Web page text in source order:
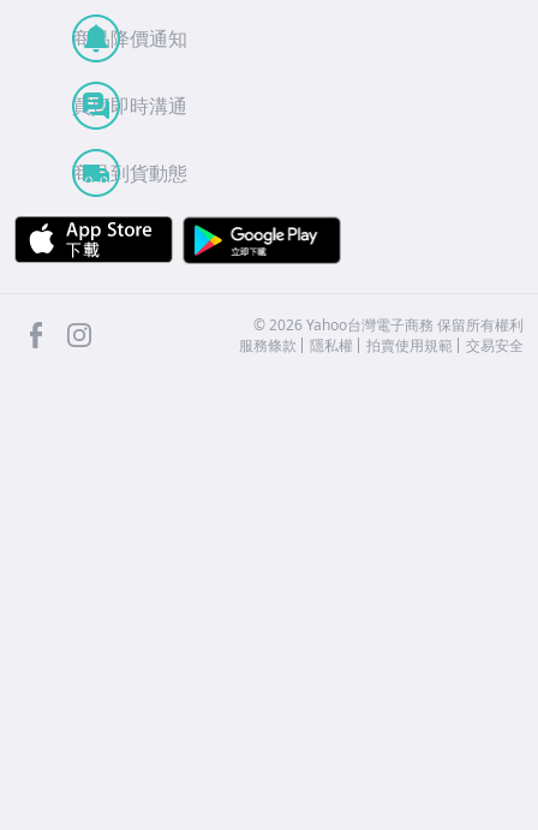
商品降價通知
買賣即時溝通
商品到貨動態
APP Store
facebook ©2026 Yahoo台灣電子商務 保留所有權利
服務條款
隱私權 拍賣使用規範 交易安全